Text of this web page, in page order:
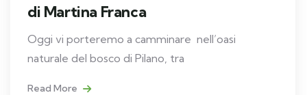
di Martina Franca
Oggi vi porteremo a camminare nell’oasi
naturale del bosco di Pilano, tra
Read More